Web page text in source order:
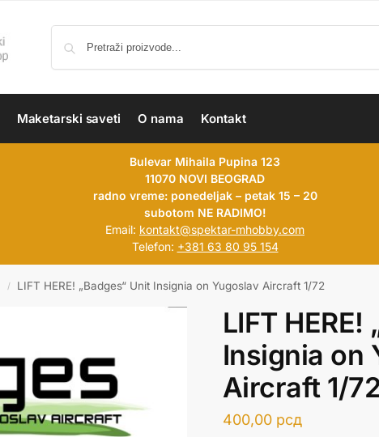
Maketarski saveti O nama Kontakt
Bulevar Mihaila Pupina 123
11070 NOVI BEOGRAD
radno vreme: ponedeljak – petak 15 – 20
subotom NE RADIMO!
Email: kontakt@spektar-mhobby.com
Telefon: +381 63 80 95 154
/ LIFT HERE! „Badges“ Unit Insignia on Yugoslav Aircraft 1/72
LIFT HERE!
Insignia on
Aircraft 1/
400,00 рсд